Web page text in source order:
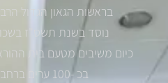
בראשות הגאון הגדול
נוסד בשנת תשס"ז
כיום משיבים מטעם בית ההוראה
בכ -100 ערים ברחבי הארץ והעולם